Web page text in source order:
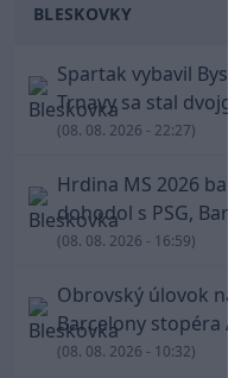
BLESKOVKY
Spartak vybavil
Trnavy sa stal
(08. 08. 2026 - 22:27)
Hrdina MS 2026 balí
dohodol s PSG,
(08. 08. 2026 - 16:59)
Obrovský úlovok na
Barcelony stopéra
(08. 08. 2026 - 10:32)